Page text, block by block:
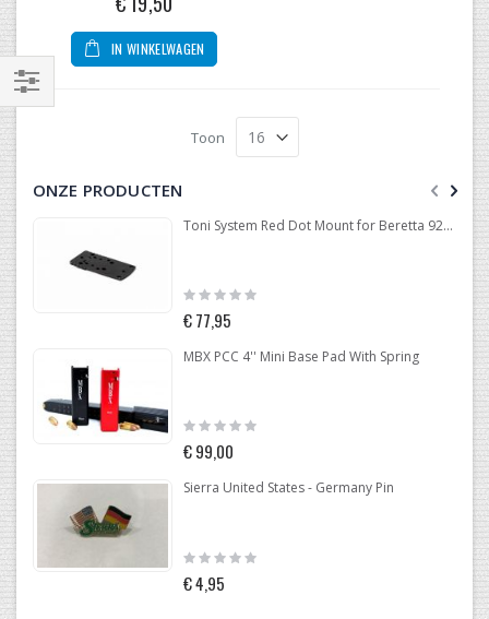
IN WINKELWAGEN
Toon
Filteren
ONZE PRODUCTEN
Toni System Red Dot Mount for Beretta 92-96-98
Rating:
0%
€ 77,95
MBX PCC 4'' Mini Base Pad With Spring
Rating:
0%
€ 99,00
Sierra United States - Germany Pin
Rating:
0%
€ 4,95